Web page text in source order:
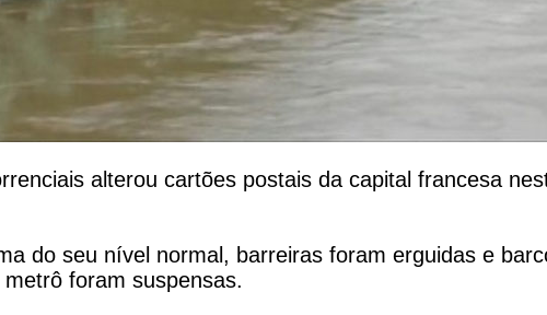
alterou cartões postais da capital francesa
do seu nível normal, barreiras foram erguidas e
foram suspensas.